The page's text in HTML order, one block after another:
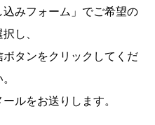
みフォーム」でご希望の
し、
タンをクリックしてくだ
ルをお送りします。